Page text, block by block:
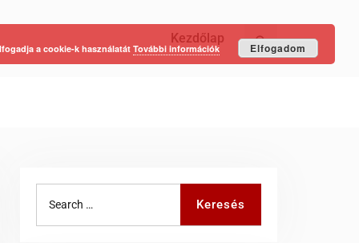
Kezdőlap Keresés
Keresés
a cookie-k használatát További információk Elfogadom